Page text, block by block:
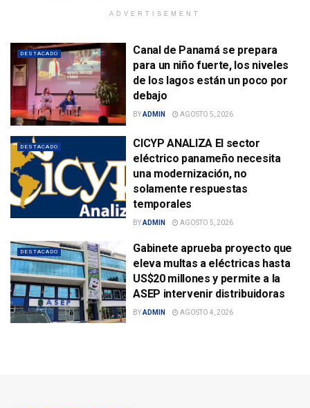
ADVERTISEMENT
DESTACADO
Canal de Panamá se prepara
para un niño fuerte, los niveles
de los lagos están un poco por
debajo
BYADMIN AGOSTO 5, 2026
DESTACADO
CICYP ANALIZA El sector
eléctrico panameño necesita
una modernización, no
solamente respuestas
temporales
BYADMIN AGOSTO 5, 2026
DESTACADO
Gabinete aprueba proyecto que
eleva multas a eléctricas hasta
US$20 millones y permite a la
ASEP intervenir distribuidoras
BYADMIN AGOSTO 4, 2026